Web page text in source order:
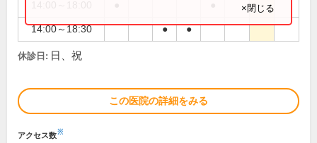
14:00～18:30 ● ●
×閉じる
休診日: 日、祝
この医院の詳細をみる
アクセス数※